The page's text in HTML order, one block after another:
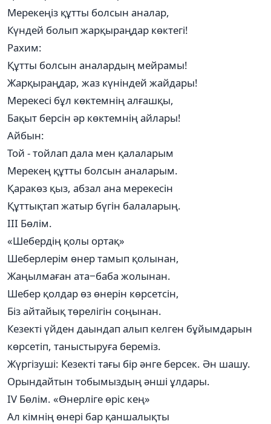
Мерекеңіз құтты болсын аналар,
Күндей болып жарқыраңдар көктегі!
Рахим:
Құтты болсын аналардың мейрамы!
Жарқыраңдар, жаз күніндей жайдары!
Мерекесі бұл көктемнің алғашқы,
Бақыт берсін әр көктемнің айлары!
Айбын:
Той - тойлап дала мен қалаларым
Мерекең құтты болсын аналарым.
Қаракөз қыз, абзал ана мерекесін
Құттықтап жатыр бүгін балаларың.
ІІІ Бөлім.
«Шебердің қолы ортақ»
Шеберлерім өнер тамып қолынан,
Жаңылмаған ата‒баба жолынан.
Шебер қолдар өз өнерін көрсетсін,
Біз айтайық төрелігін соңынан.
Кезекті үйден даындап алып келген бұйымдарын
көрсетіп, таныстыруға береміз.
Жүргізуші: Кезекті тағы бір әнге берсек. Ән шашу.
Орындайтын тобымыздың әнші ұлдары.
ІV Бөлім. «Өнерліге өріс кең»
Ал кімнің өнері бар қаншалықты